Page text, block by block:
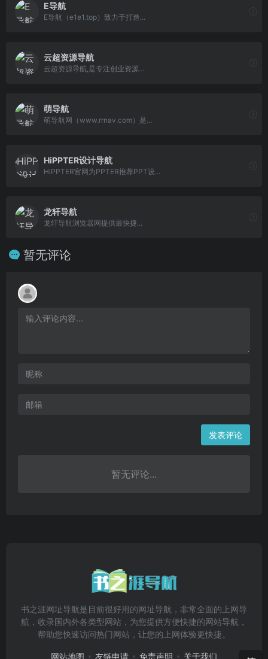
E导航
E导航（e1e1.top）致力于打造...
云超资源导航
云超资源导航,是专注创业资源...
萌导航
萌导航网（www.rrnav.com）是...
HiPPTER设计导航
HiPPTER官网为PPTER推荐PPT设...
龙轩导航
龙轩导航浏览器网提供最快捷...
暂无评论
发表评论
暂无评论...
书之涯网址导航是目前很好用的网址导航，非常全面的上网导
航，收录国内外各类型网站，为您提供方便快捷的网站导航，
帮助您快速访问热门网站，让您的上网体验更快捷。
网站地图 友链申请 免责声明 关于我们